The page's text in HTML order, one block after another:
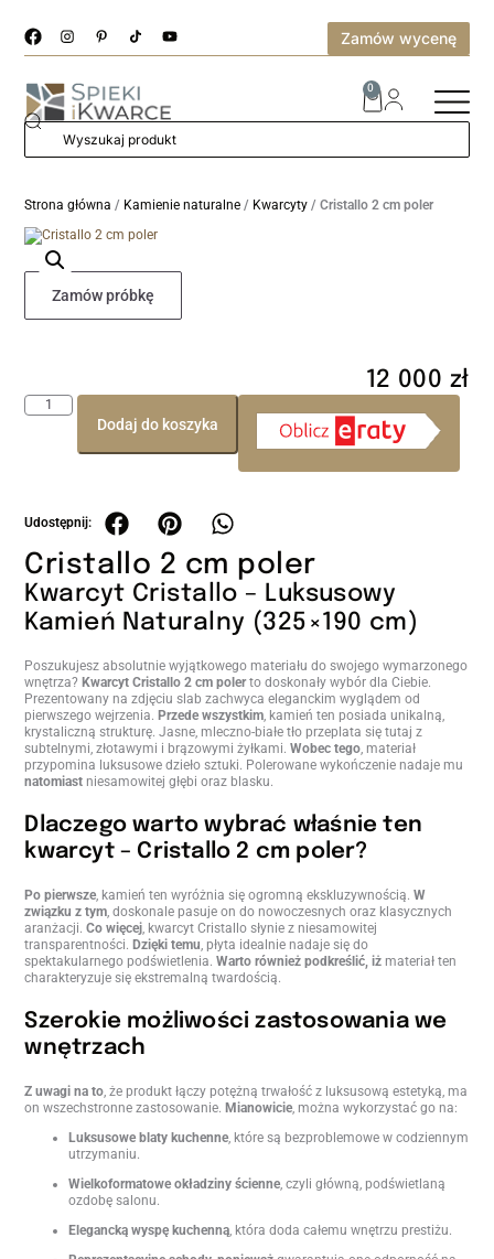
Zamów wycenę
0
Strona główna / Kamienie naturalne / Kwarcyty / Cristallo 2 cm poler
Cristallo 2 cm poler
Kwarcyt Cristallo – Luksusowy
Kamień Naturalny (325×190 cm)
Poszukujesz absolutnie wyjątkowego materiału do swojego wymarzonego
wnętrza?Kwarcyt Cristallo 2 cm polerto doskonały wybór dla Ciebie.
Prezentowany na zdjęciu slab zachwyca eleganckim wyglądem od
pierwszego wejrzenia.Przede wszystkim , kamień ten posiada unikalną,
krystaliczną strukturę. Jasne, mleczno-białe tło przeplata się tutaj z
subtelnymi, złotawymi i brązowymi żyłkami.Wobec tego , materiał
przypomina luksusowe dzieło sztuki. Polerowane wykończenie nadaje mu
natomiast niesamowitej głębi oraz blasku.
Dlaczego warto wybrać właśnie ten
kwarcyt – Cristallo 2 cm poler?
Po pierwsze , kamień ten wyróżnia się ogromną ekskluzywnością.W
związku z tym , doskonale pasuje on do nowoczesnych oraz klasycznych
aranżacji.Co więcej , kwarcyt Cristallo słynie z niesamowitej
transparentności.Dzięki temu , płyta idealnie nadaje się do
spektakularnego podświetlenia.Warto również podkreślić, iż materiał ten
charakteryzuje się ekstremalną twardością.
Szerokie możliwości zastosowania we
wnętrzach
Z uwagi na to , że produkt łączy potężną trwałość z luksusową estetyką, ma
on wszechstronne zastosowanie.Mianowicie , można wykorzystać go na:
Luksusowe blaty kuchenne , które są bezproblemowe w codziennym
utrzymaniu.
Wielkoformatowe okładziny ścienne , czyli główną, podświetlaną
ozdobę salonu.
Elegancką wyspę kuchenną , która doda całemu wnętrzu prestiżu.
Zamów próbkę
12 000 zł
Dodaj do koszyka